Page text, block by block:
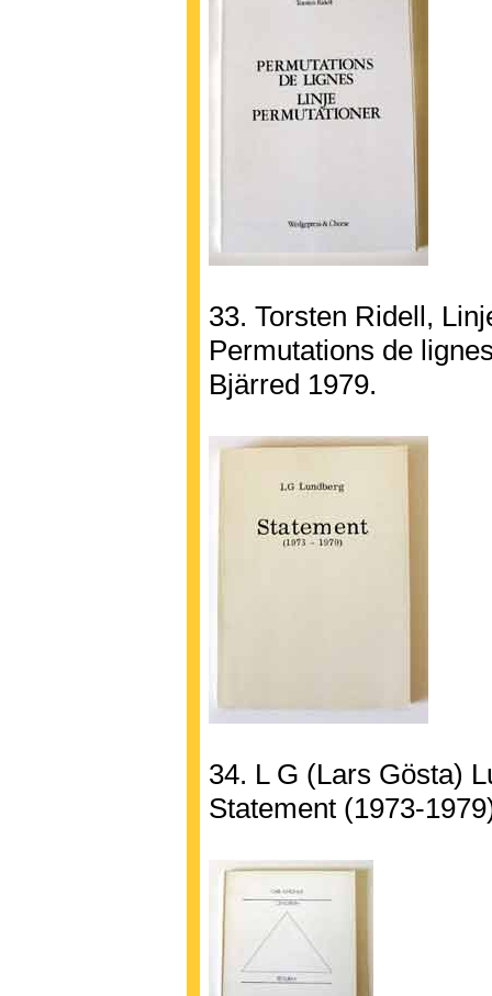
33. Torsten Ridell,
Permutations de
Bjärred 1979.
34. L G (Lars Gösta)
Statement (1973-